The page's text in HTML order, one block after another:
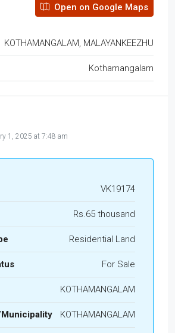
Open on Google Maps
KOTHAMANGALAM, MALAYANKEEZHU
Kothamangalam
1, 2025 at 7:48 am
VK19174
Rs.65 thousand
Residential Land
For Sale
KOTHAMANGALAM
KOTHAMANGALAM